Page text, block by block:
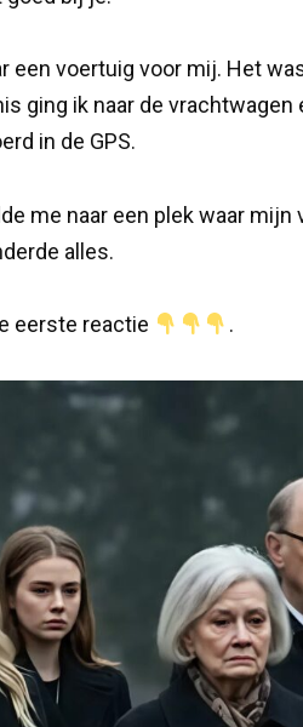
een voertuig voor mij. Het
ging ik naar de
in de GPS.
me naar een plek waar mijn
alles.
eerste reactie .